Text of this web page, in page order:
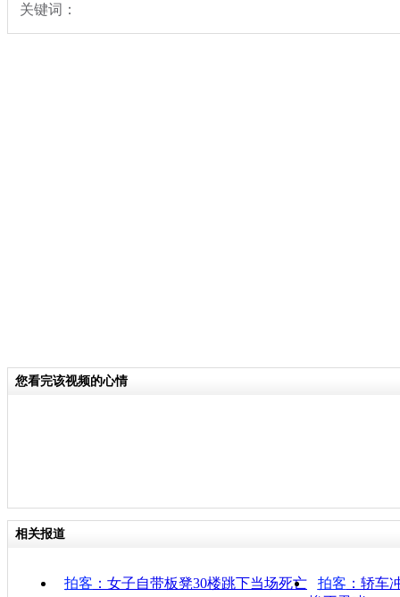
关键词：
您看完该视频的心情
相关报道
拍客 ：女子自带板凳30楼跳下当场死亡 拍客 ：轿车